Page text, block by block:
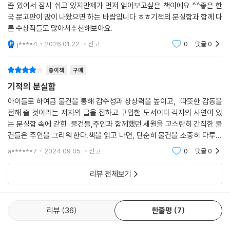
발견하며 서로에게 편안함을 느낍니다. 친한 친구 하나 없이 학교에 마음
둘 곳 없던 두 아이는 서로와 친구가 되고 싶다는 생각을 합니다. 성호의 가
방을 자기가 훔쳤다는 걸 알게 된 창욱은 사실을 그대로 말하진 못하지만
성호에게 가방이 있는 위치를 슬쩍 알려 줍니다.
레드 가방과 손목시계 할아버지는 각자의 주인인 성호와 창욱을 애틋하게
걱정하고, 더는 두 아이가 슬퍼하지 않고 행복하기를 바랍니다. 손목시계
할아버지는 마치 사랑하는 손자를 대하듯 창욱을 생각하지요. 두 물건의
따스한 시선을 통해 독자들도 성호와 창욱을 진심으로 응원하게 되고, 두
아이의 성장을 희망을 품고 기대하게 됩니다.
좀 있어서 잠시 쉬고 있지만제가 먼저 읽어보고싶은 책이에요 ^^좋은 한
국 문고판이 많이 나왔으면 하는 바람입니다 ㅎㅎ기적의 분실함과 함께 다
른 수상작들도 많아서추천해보아요.
j****4 2026.01.22. 신고 0 댓글0
종이책 구매
기적의 분실함
아이들로 하여금 물건을 통해 감수성과 상상력을 높이고, 따뜻한 감동을
전해 줄 것이라는 저자의 글을 접하고 구입한 도서이다.각자의 사연이 있
는 분실함 속에 갇힌 물건들,주인과 함께했던 세월을 고스란히 간직한 물
건들은 주인을 그리워 한다.책을 읽고 나면, 단순히 물건을 소중히 다루자
는 교훈을 넘어, 어린이로 하여금 물건에 대한 감수성을 높일 수 있을 것 같
a******7 2024.09.05. 신고 0 댓글0
리뷰 전체보기
리뷰 36 한줄평 7